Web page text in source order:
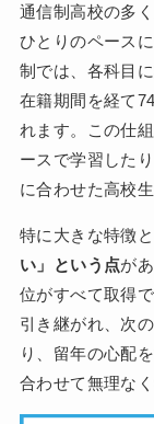
通信制高校の多
ひとりのペース
制では、各科目
在籍期間を経て
れます。この仕
ースで学習した
に合わせた高校
特に大きな特徴と
い」という点が
位がすべて取得
引き継がれ、次
り、留年の心配
合わせて無理な